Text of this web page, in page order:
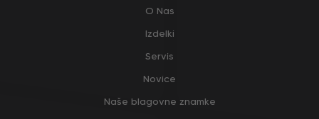
O Nas
Izdelki
Servis
Novice
Naše blagovne znamke